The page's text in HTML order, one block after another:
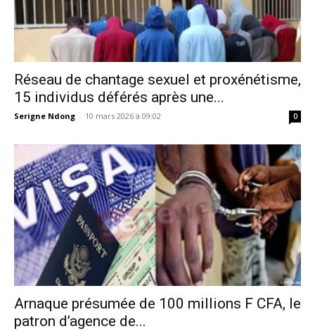
Réseau de chantage sexuel et proxénétisme,
15 individus déférés après une...
Serigne Ndong - 10 mars 2026 à 09:02 0
Arnaque présumée de 100 millions F CFA, le
patron d’agence de...